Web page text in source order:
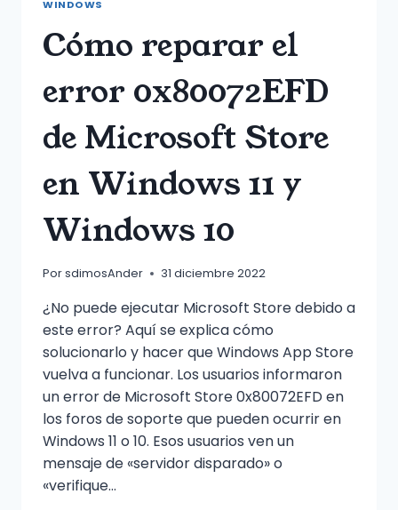
WINDOWS
Cómo reparar el
error 0x80072EFD
de Microsoft Store
en Windows 11 y
Windows 10
PorsdimosAnder 31 diciembre 2022
¿No puede ejecutar Microsoft Store debido a
este error? Aquí se explica cómo
solucionarlo y hacer que Windows App Store
vuelva a funcionar. Los usuarios informaron
un error de Microsoft Store 0x80072EFD en
los foros de soporte que pueden ocurrir en
Windows 11 o 10. Esos usuarios ven un
mensaje de «servidor disparado» o
«verifique…